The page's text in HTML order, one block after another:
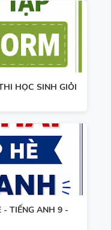
HỌC SINH GIỎI
- TIẾNG ANH 9 -